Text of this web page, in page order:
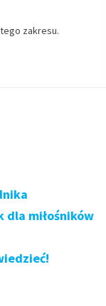
zakresu.
dla miłośników